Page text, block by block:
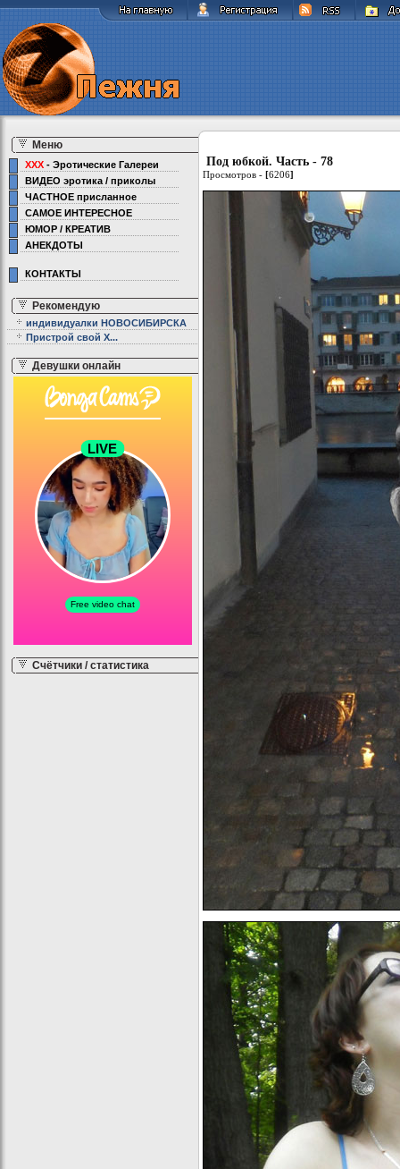
Меню
XXX - Эротические Галереи
ВИДЕО эротика / приколы
ЧАСТНОЕ присланное
САМОЕ ИНТЕРЕСНОЕ
ЮМОР / КРЕАТИВ
АНЕКДОТЫ
КОНТАКТЫ
Рекомендую
индивидуалки НОВОСИБИРСКА
Пристрой свой Х...
Девушки онлайн
Счётчики / статистика
Под юбкой. Часть - 78
Просмотров - [6206]